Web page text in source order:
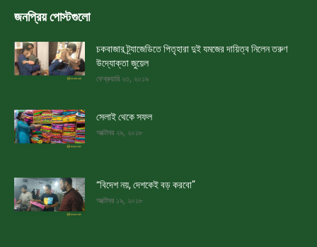
জনপ্রিয় পোস্টগুলো
চকবাজার ট্র্যাজেডিতে পিতৃহারা দুই যমজের দায়িত্ব নিলেন তরুণ
উদ্যোক্তা জুয়েল
ফেব্রুয়ারি ২৩, ২০১৯
সেলাই থেকে সফল
অক্টোবর ২৯, ২০১৮
“বিদেশ নয়, দেশকেই বড় করবো”
অক্টোবর ১৯, ২০১৮